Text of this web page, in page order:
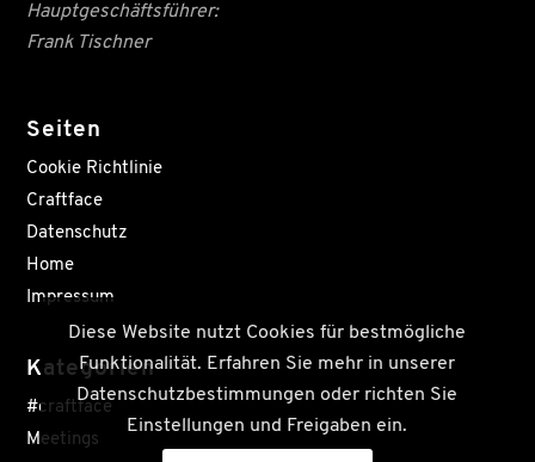
Hauptgeschäftsführer:
Frank Tischner
Seiten
Cookie Richtlinie
Craftface
Datenschutz
Home
Impressum
Kategorien
#craftface
Meetings
Diese Website nutzt Cookies für bestmögliche
Funktionalität. Erfahren Sie mehr in unserer
Datenschutzbestimmungen oder richten Sie
Einstellungen und Freigaben ein.